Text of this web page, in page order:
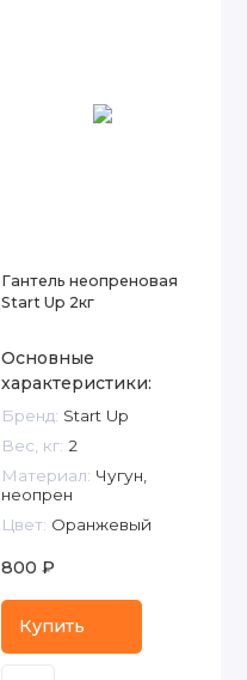
Гантель неопреновая
Start Up 2кг
Основные
характеристики:
Бренд: Start Up
Вес, кг: 2
Материал: Чугун,
неопрен
Цвет: Оранжевый
800 ₽
Купить